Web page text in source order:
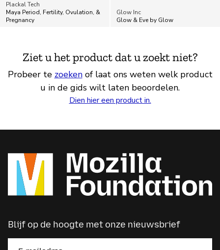
Plackal Tech
Maya Period, Fertility, Ovulation, &
Pregnancy
Glow Inc
Glow & Eve by Glow
Ziet u het product dat u zoekt niet?
Probeer te zoekenof laat ons weten welk product
u in de gids wilt laten beoordelen.
Dien hier een product in.
Blijf op de hoogte met onze nieuwsbrief